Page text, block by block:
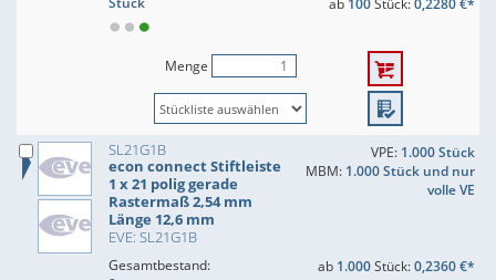
ab 100Stück:0,2280 €*
Menge
SL21G1B
econ connect Stiftleiste
1 x 21 polig gerade
Rastermaß 2,54 mm
Länge 12,6 mm
EVE: SL21G1B
VPE: 1.000 Stück
MBM: 1.000 Stück und nur
volle VE
Gesamtbestand:
ab 1.000Stück:0,2360 €*